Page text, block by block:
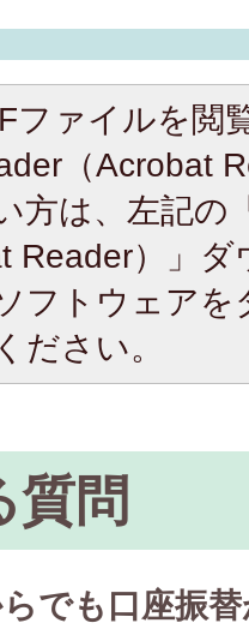
ファイルを閲
（Acrobat
方は、左記の
Reader）」
フトウェア
ださい。
質問
でも口座振